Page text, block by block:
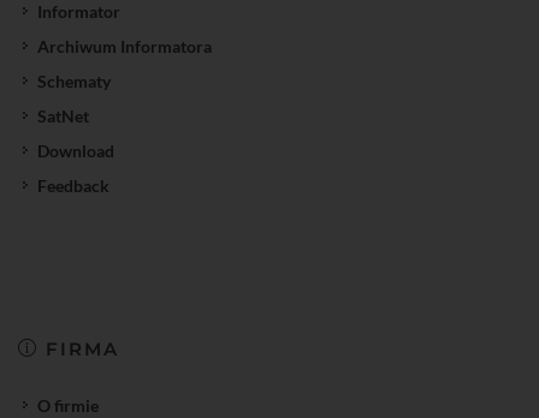
Informator
Archiwum Informatora
Schematy
SatNet
Download
Feedback
FIRMA
O firmie